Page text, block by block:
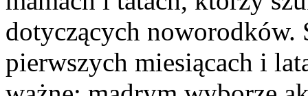
dotyczących noworodków.
pierwszych miesiącach i